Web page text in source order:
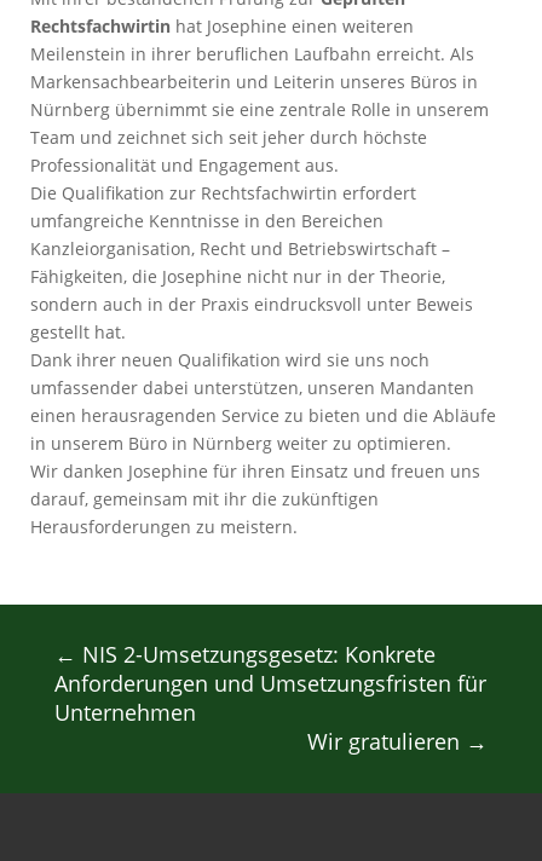
Rechtsfachwirtin hat Josephine einen weiteren
Meilenstein in ihrer beruflichen Laufbahn erreicht. Als
Markensachbearbeiterin und Leiterin unseres Büros in
Nürnberg übernimmt sie eine zentrale Rolle in unserem
Team und zeichnet sich seit jeher durch höchste
Professionalität und Engagement aus.
Die Qualifikation zur Rechtsfachwirtin erfordert
umfangreiche Kenntnisse in den Bereichen
Kanzleiorganisation, Recht und Betriebswirtschaft –
Fähigkeiten, die Josephine nicht nur in der Theorie,
sondern auch in der Praxis eindrucksvoll unter Beweis
gestellt hat.
Dank ihrer neuen Qualifikation wird sie uns noch
umfassender dabei unterstützen, unseren Mandanten
einen herausragenden Service zu bieten und die Abläufe
in unserem Büro in Nürnberg weiter zu optimieren.
Wir danken Josephine für ihren Einsatz und freuen uns
darauf, gemeinsam mit ihr die zukünftigen
Herausforderungen zu meistern.
← NIS 2-Umsetzungsgesetz: Konkrete
Anforderungen und Umsetzungsfristen für
Unternehmen
Wir gratulieren →